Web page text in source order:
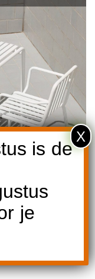
is de
je
X